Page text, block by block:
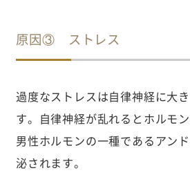
原因③ ストレス
過度なストレスは自律神経に大
す。自律神経が乱れるとホルモン
男性ホルモンの一種であるアン
泌されます。